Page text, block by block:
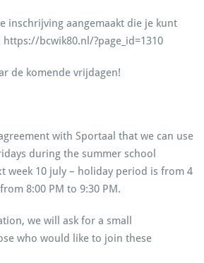
inschrijving aangemaakt die je kunt
bcwik80.nl/?page_id=1310
de komende vrijdagen!
with Sportaal that we can use
during the summer school
week 10 july – holiday period is from 4
8:00 PM to 9:30 PM.
we will ask for a small
who would like to join these